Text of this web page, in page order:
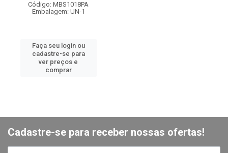
Código: MBS1018PA
Embalagem: UN-1
Faça seu login ou
cadastre-se para
ver preços e
comprar
Cadastre-se para receber nossas ofertas!